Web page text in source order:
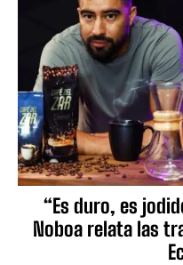
“Es duro, es
Noboa relata las